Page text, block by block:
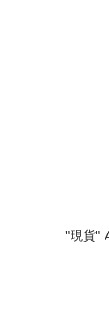
"現貨"